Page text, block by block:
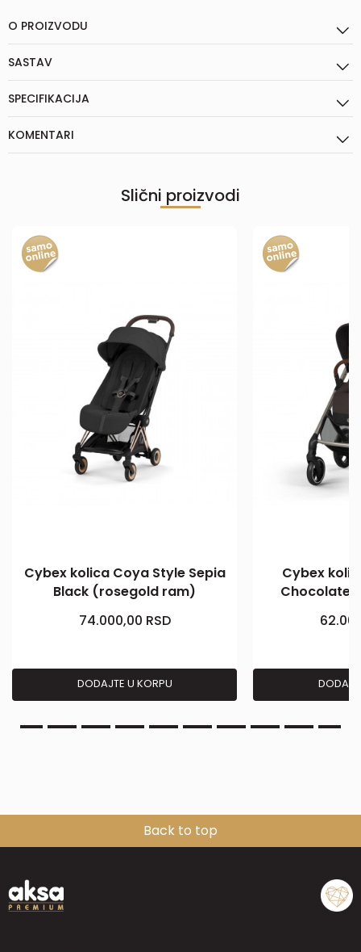
O PROIZVODU
SASTAV
SPECIFIKACIJA
KOMENTARI
Slični proizvodi
Cybex kolica Coya Style Sepia
Black (rosegold ram)
74.000,00 RSD
DODAJTE U KORPU
Cybex
Chocolate
Back to top